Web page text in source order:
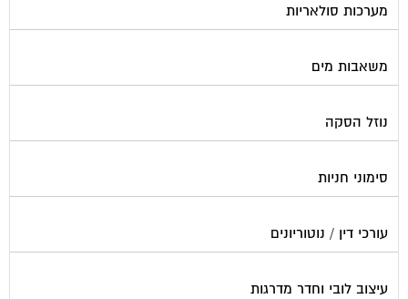
מערכות סולאריות
משאבות מים
נוזל הסקה
סימוני חניות
עורכי דין / נוטוריונים
עיצוב לובי וחדר מדרגות